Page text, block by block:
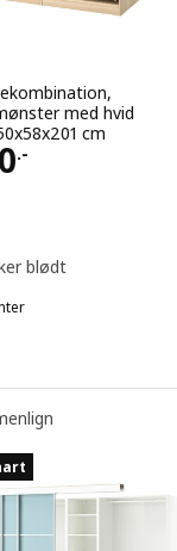
med hvid
cm
.-
blødt
PAX,